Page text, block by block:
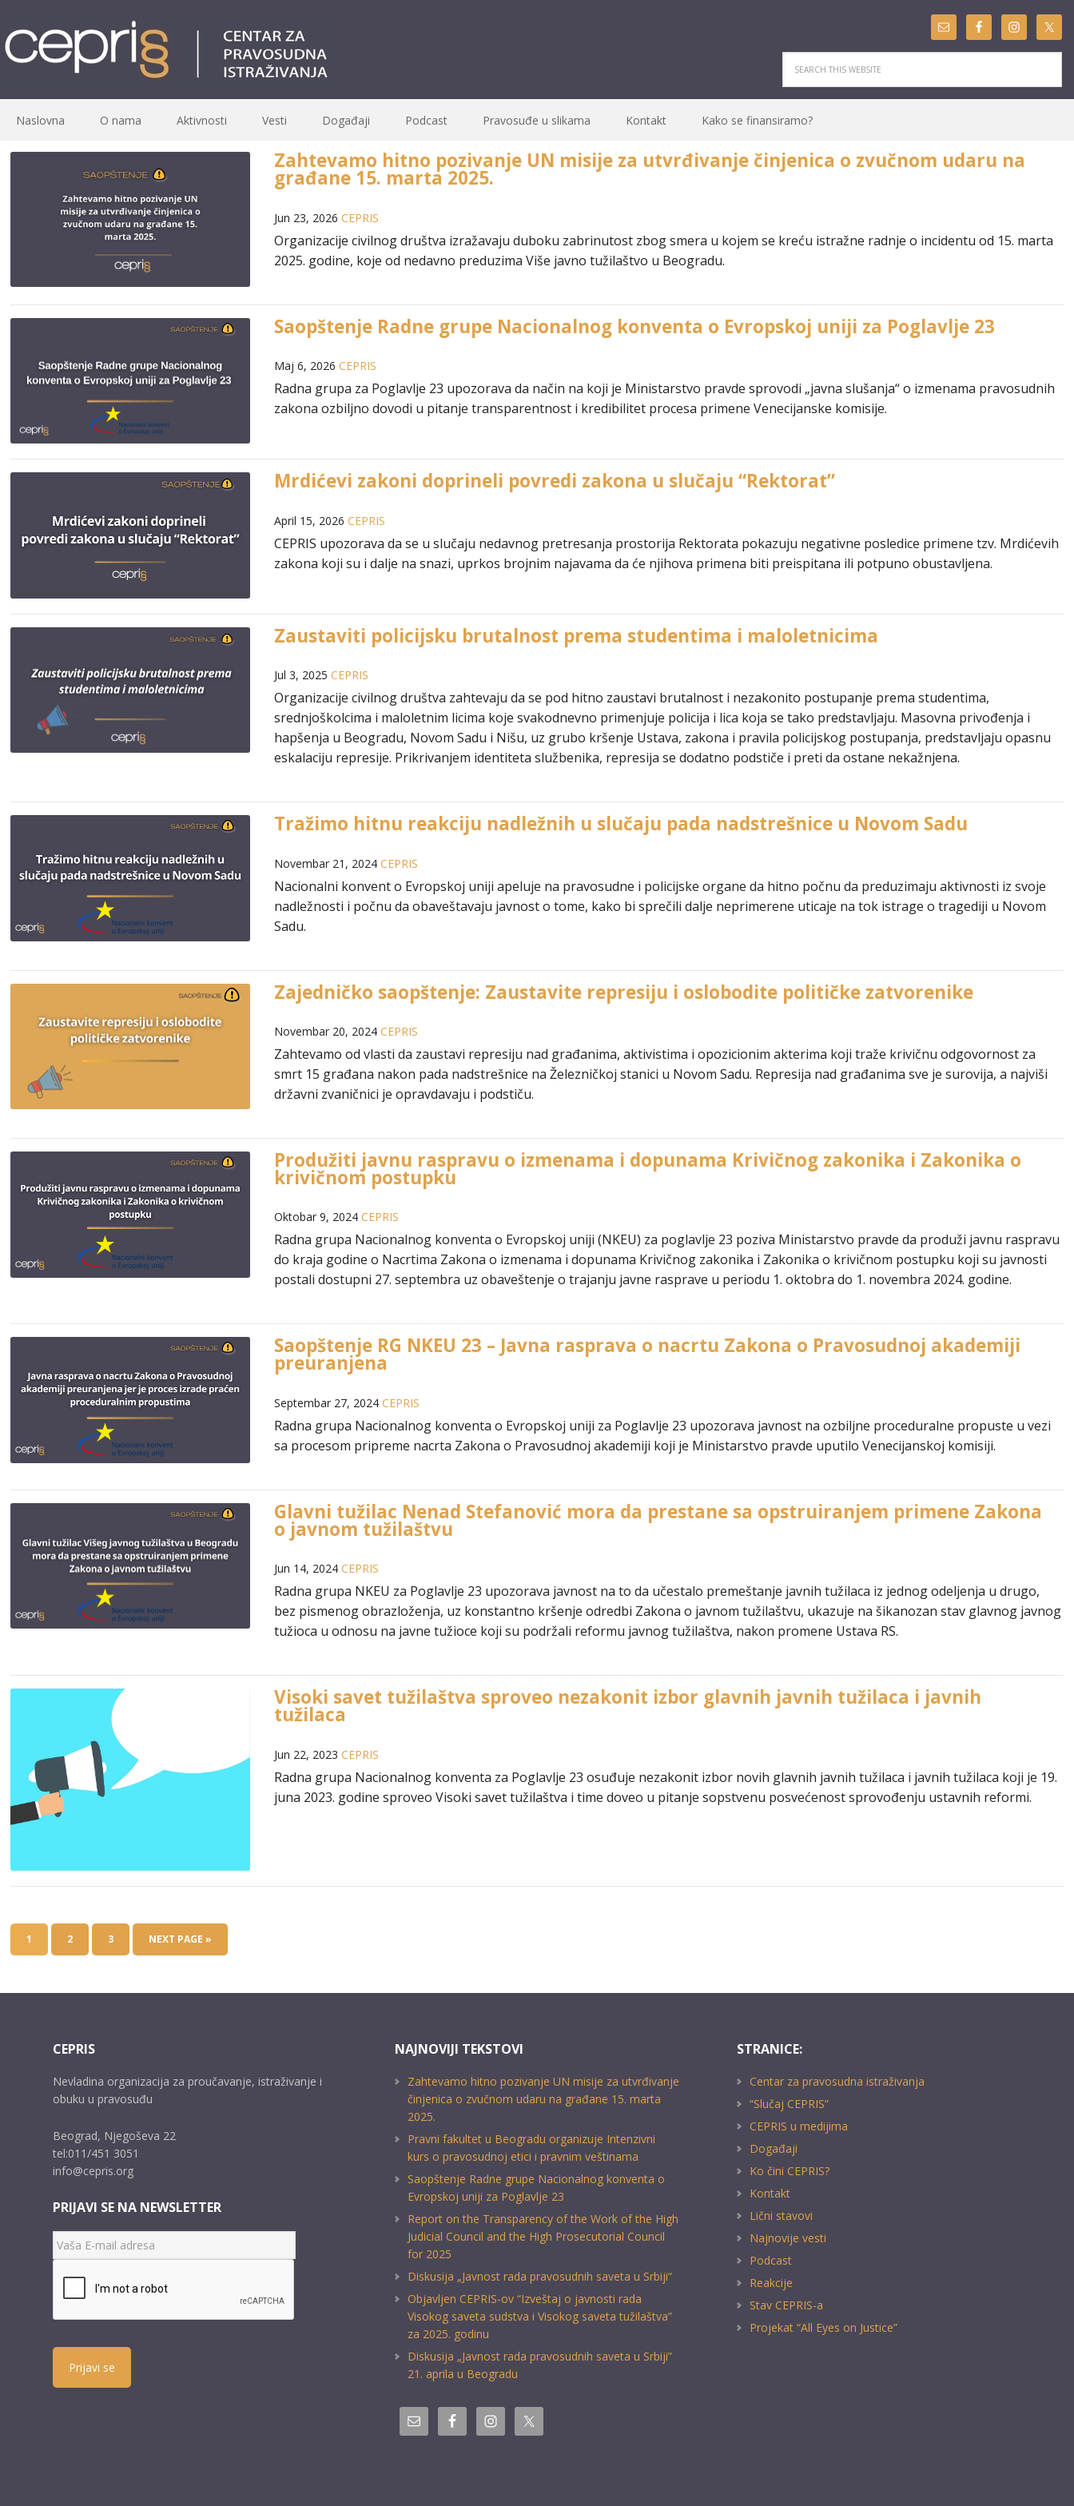
Naslovna O nama Aktivnosti Vesti Događaji Podcast Pravosuđe u slikama Kontakt Kako se finansiramo?
Zahtevamo hitno pozivanje UN misije za utvrđivanje činjenica o zvučnom udaru na
građane 15. marta 2025.
Jun 23, 2026 CEPRIS
Organizacije civilnog društva izražavaju duboku zabrinutost zbog smera u kojem se kreću istražne radnje o incidentu od 15. marta
2025. godine, koje od nedavno preduzima Više javno tužilaštvo u Beogradu.
Saopštenje Radne grupe Nacionalnog konventa o Evropskoj uniji za Poglavlje 23
Maj 6, 2026 CEPRIS
Radna grupa za Poglavlje 23 upozorava da način na koji je Ministarstvo pravde sprovodi „javna slušanja“ o izmenama pravosudnih
zakona ozbiljno dovodi u pitanje transparentnost i kredibilitet procesa primene Venecijanske komisije.
Mrdićevi zakoni doprineli povredi zakona u slučaju “Rektorat”
April 15, 2026 CEPRIS
CEPRIS upozorava da se u slučaju nedavnog pretresanja prostorija Rektorata pokazuju negativne posledice primene tzv. Mrdićevih
zakona koji su i dalje na snazi, uprkos brojnim najavama da će njihova primena biti preispitana ili potpuno obustavljena.
Zaustaviti policijsku brutalnost prema studentima i maloletnicima
Jul 3, 2025 CEPRIS
Organizacije civilnog društva zahtevaju da se pod hitno zaustavi brutalnost i nezakonito postupanje prema studentima,
srednjoškolcima i maloletnim licima koje svakodnevno primenjuje policija i lica koja se tako predstavljaju. Masovna privođenja i
hapšenja u Beogradu, Novom Sadu i Nišu, uz grubo kršenje Ustava, zakona i pravila policijskog postupanja, predstavljaju opasnu
eskalaciju represije. Prikrivanjem identiteta službenika, represija se dodatno podstiče i preti da ostane nekažnjena.
Tražimo hitnu reakciju nadležnih u slučaju pada nadstrešnice u Novom Sadu
Novembar 21, 2024 CEPRIS
Nacionalni konvent o Evropskoj uniji apeluje na pravosudne i policijske organe da hitno počnu da preduzimaju aktivnosti iz svoje
nadležnosti i počnu da obaveštavaju javnost o tome, kako bi sprečili dalje neprimerene uticaje na tok istrage o tragediji u Novom
Sadu.
Zajedničko saopštenje: Zaustavite represiju i oslobodite političke zatvorenike
Novembar 20, 2024 CEPRIS
Zahtevamo od vlasti da zaustavi represiju nad građanima, aktivistima i opozicionim akterima koji traže krivičnu odgovornost za
smrt 15 građana nakon pada nadstrešnice na Železničkoj stanici u Novom Sadu. Represija nad građanima sve je surovija, a najviši
državni zvaničnici je opravdavaju i podstiču.
Produžiti javnu raspravu o izmenama i dopunama Krivičnog zakonika i Zakonika o
krivičnom postupku
Oktobar 9, 2024 CEPRIS
Radna grupa Nacionalnog konventa o Evropskoj uniji (NKEU) za poglavlje 23 poziva Ministarstvo pravde da produži javnu raspravu
do kraja godine o Nacrtima Zakona o izmenama i dopunama Krivičnog zakonika i Zakonika o krivičnom postupku koji su javnosti
postali dostupni 27. septembra uz obaveštenje o trajanju javne rasprave u periodu 1. oktobra do 1. novembra 2024. godine.
Saopštenje RG NKEU 23 – Javna rasprava o nacrtu Zakona o Pravosudnoj akademiji
preuranjena
Septembar 27, 2024 CEPRIS
Radna grupa Nacionalnog konventa o Evropskoj uniji za Poglavlje 23 upozorava javnost na ozbiljne proceduralne propuste u vezi
sa procesom pripreme nacrta Zakona o Pravosudnoj akademiji koji je Ministarstvo pravde uputilo Venecijanskoj komisiji.
Glavni tužilac Nenad Stefanović mora da prestane sa opstruiranjem primene Zakona
o javnom tužilaštvu
Jun 14, 2024 CEPRIS
Radna grupa NKEU za Poglavlje 23 upozorava javnost na to da učestalo premeštanje javnih tužilaca iz jednog odeljenja u drugo,
bez pismenog obrazloženja, uz konstantno kršenje odredbi Zakona o javnom tužilaštvu, ukazuje na šikanozan stav glavnog javnog
tužioca u odnosu na javne tužioce koji su podržali reformu javnog tužilaštva, nakon promene Ustava RS.
Visoki savet tužilaštva sproveo nezakonit izbor glavnih javnih tužilaca i javnih
tužilaca
Jun 22, 2023 CEPRIS
Radna grupa Nacionalnog konventa za Poglavlje 23 osuđuje nezakonit izbor novih glavnih javnih tužilaca i javnih tužilaca koji je 19.
juna 2023. godine sproveo Visoki savet tužilaštva i time doveo u pitanje sopstvenu posvećenost sprovođenju ustavnih reformi.
1 2 3 NEXT PAGE »
CEPRIS
Nevladina organizacija za proučavanje, istraživanje i
obuku u pravosuđu
Beograd, Njegoševa 22
tel:011/451 3051
info@cepris.org
PRIJAVI SE NA NEWSLETTER
Prijavi se
NAJNOVIJI TEKSTOVI
Zahtevamo hitno pozivanje UN misije za utvrđivanje
činjenica o zvučnom udaru na građane 15. marta
2025.
Pravni fakultet u Beogradu organizuje Intenzivni
kurs o pravosudnoj etici i pravnim veštinama
Saopštenje Radne grupe Nacionalnog konventa o
Evropskoj uniji za Poglavlje 23
Report on the Transparency of the Work of the High
Judicial Council and the High Prosecutorial Council
for 2025
Diskusija „Javnost rada pravosudnih saveta u Srbiji“
Objavljen CEPRIS-ov “Izveštaj o javnosti rada
Visokog saveta sudstva i Visokog saveta tužilaštva”
za 2025. godinu
Diskusija „Javnost rada pravosudnih saveta u Srbiji”
21. aprila u Beogradu
STRANICE:
Centar za pravosudna istraživanja
“Slučaj CEPRIS”
CEPRIS u medijima
Događaji
Ko čini CEPRIS?
Kontakt
Lični stavovi
Najnovije vesti
Podcast
Reakcije
Stav CEPRIS-a
Projekat “All Eyes on Justice”